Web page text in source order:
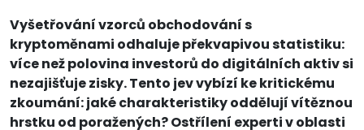
Vyšetřování vzorců obchodování s
kryptoměnami odhaluje překvapivou statistiku:
více než polovina investorů do digitálních aktiv si
nezajišťuje zisky. Tento jev vybízí ke kritickému
zkoumání: jaké charakteristiky oddělují vítěznou
hrstku od poražených? Ostřílení experti v oblasti